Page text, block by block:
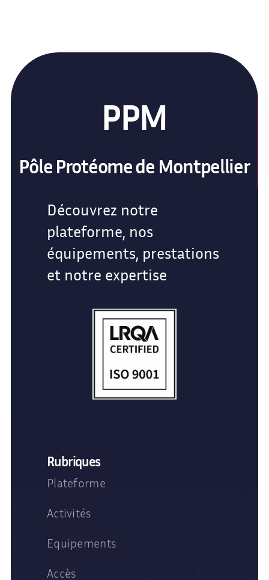
PPM
Pôle Protéome de Montpellier
Découvrez notre
plateforme, nos
équipements, prestations
et notre expertise
Rubriques
Plateforme
Activités
Equipements
Accès